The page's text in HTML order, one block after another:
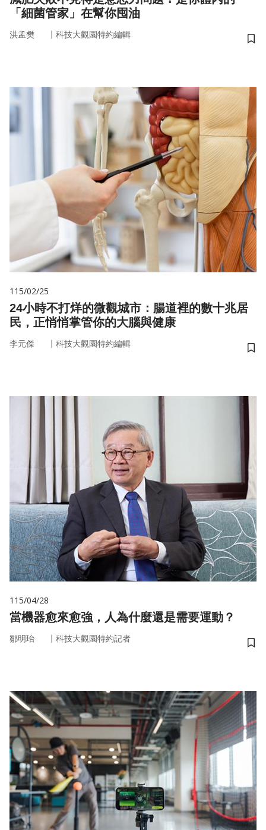
「細菌管家」在幫你囤油
洪孟樊 ｜ 科技大觀園特約編輯
儲
115/02/25
24小時不打烊的微觀城市：腸道裡的數十兆居
民，正悄悄掌管你的大腦與健康
李元傑 ｜ 科技大觀園特約編輯
儲
115/04/28
當機器愈來愈強，人為什麼還是需要運動？
鄒明珆 ｜ 科技大觀園特約記者
儲